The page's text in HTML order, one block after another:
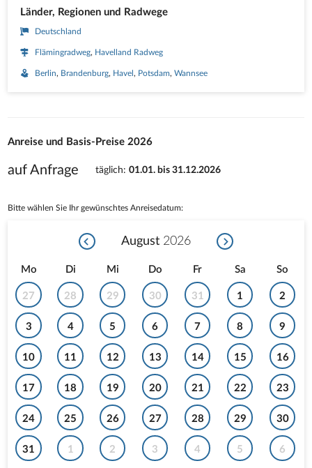
Länder, Regionen und Radwege
Deutschland
Flämingradweg Havelland Radweg
Berlin Brandenburg Havel Potsdam Wannsee
Anreise und Basis-Preise 2026
auf Anfrage täglich: 01.01. bis 31.12.2026
Bitte wählen Sie Ihr gewünschtes Anreisedatum:
August 2026
Mo Di Mi Do Fr Sa So
27 28 29 30 31 1 2
3 4 5 6 7 8 9
10 11 12 13 14 15 16
17 18 19 20 21 22 23
24 25 26 27 28 29 30
31 1 2 3 4 5 6